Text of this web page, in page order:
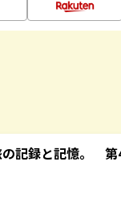
記録と記憶。 第